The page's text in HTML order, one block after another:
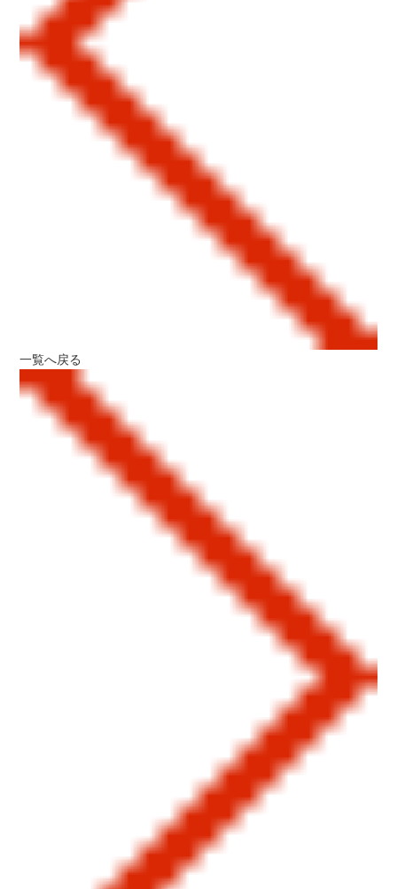
一覧へ戻る